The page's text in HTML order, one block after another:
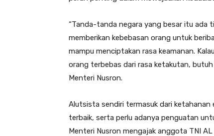
“Tanda-tanda negara yang besar itu ada
memberikan kebebasan orang untuk
mampu menciptakan rasa keamanan.
orang terbebas dari rasa ketakutan,
Menteri Nusron.
Alutsista sendiri termasuk dari
terbaik, serta perlu adanya penguatan
Menteri Nusron mengajak anggota TNI